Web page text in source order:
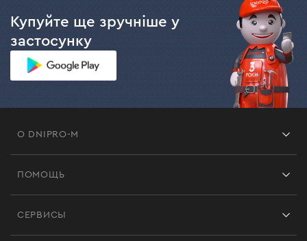
Купуйте ще зручніше у
застосунку
О DNIPRO-M
ПОМОЩЬ
СЕРВИСЫ